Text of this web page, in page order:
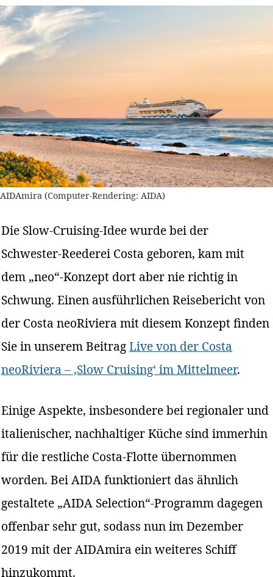
AIDAmira (Computer-Rendering: AIDA)
Die Slow-Cruising-Idee wurde bei der
Schwester-Reederei Costa geboren, kam mit
dem „neo“-Konzept dort aber nie richtig in
Schwung. Einen ausführlichen Reisebericht von
der Costa neoRiviera mit diesem Konzept finden
Sie in unserem BeitragLive von der Costa
neoRiviera – ‚Slow Cruising‘ im Mittelmeer.
Einige Aspekte, insbesondere bei regionaler und
italienischer, nachhaltiger Küche sind immerhin
für die restliche Costa-Flotte übernommen
worden. Bei AIDA funktioniert das ähnlich
gestaltete „AIDA Selection“-Programm dagegen
offenbar sehr gut, sodass nun im Dezember
2019 mit der AIDAmira ein weiteres Schiff
hinzukommt.